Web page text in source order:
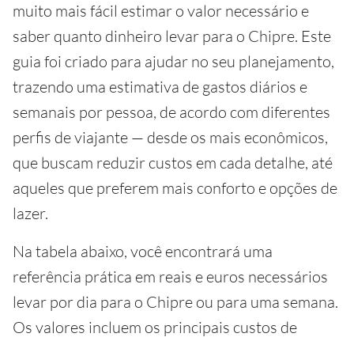
muito mais fácil estimar o valor necessário e
saber quanto dinheiro levar para o Chipre. Este
guia foi criado para ajudar no seu planejamento,
trazendo uma estimativa de gastos diários e
semanais por pessoa, de acordo com diferentes
perfis de viajante — desde os mais econômicos,
que buscam reduzir custos em cada detalhe, até
aqueles que preferem mais conforto e opções de
lazer.
Na tabela abaixo, você encontrará uma
referência prática em reais e euros necessários
levar por dia para o Chipre ou para uma semana.
Os valores incluem os principais custos de